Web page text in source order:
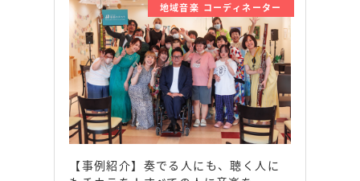
地域音楽 コーディネーター
【事例紹介】奏でる人にも、聴く人に